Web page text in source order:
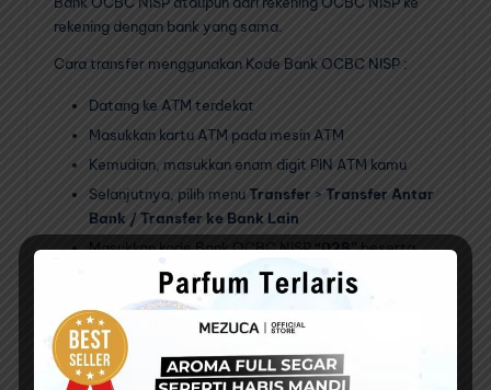
rekening dengan bank yang sama.
Cara transfer menggunakan Kode Bank OCBC NISP :
Datang ke ATM terdekat
Masukkan kartu ATM pada mesin ATM
Kemudian, masukkan enam digit PIN ATM kamu
Selanjutnya, pilih menuTransfer > Transfer Antar
Bank / Transfer ke Bank Lain
Masukkan kode Bank OCBC NISP“028”beserta
nomor rekening Bank OCBC NISP tujuan transfer
Lalu masukkan jumlah nominal uang yang akan
kamu transfer
Dan ikuti instruksi selanjutnya sampai transaksi
berhasil